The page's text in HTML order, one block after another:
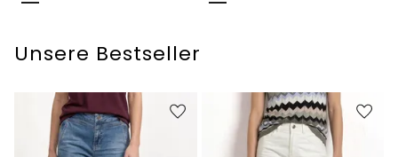
Unsere Bestseller